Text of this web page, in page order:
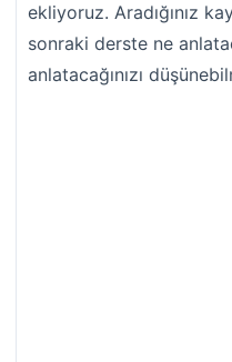
ekliyoruz. Aradığınız
sonraki derste ne
anlatacağınızı